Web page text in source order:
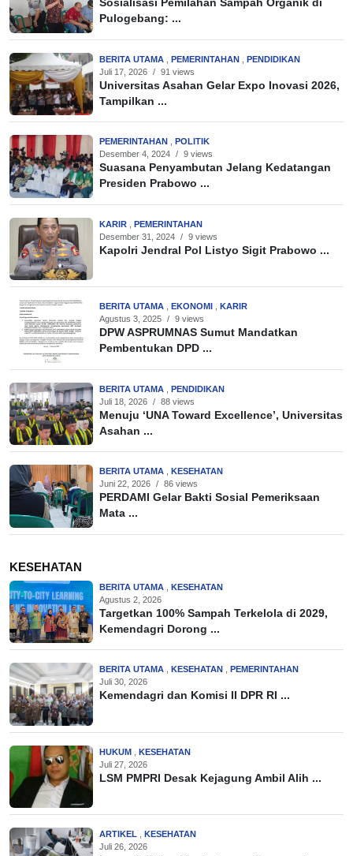
Sosialisasi Pemilahan Sampah Organik di
Pulogebang: ...
BERITA UTAMA PEMERINTAHAN
PENDIDIKAN
Juli 17, 2026 / 91 views
Universitas Asahan Gelar Expo Inovasi 2026,
Tampilkan ...
PEMERINTAHAN
POLITIK
Desember 4, 2024 / 9 views
Suasana Penyambutan Jelang Kedatangan
Presiden Prabowo ...
KARIR
PEMERINTAHAN
Desember 31, 2024 / 9 views
Kapolri Jendral Pol Listyo Sigit Prabowo ...
BERITA UTAMA EKONOMI
KARIR
Agustus 3, 2025 / 9 views
DPW ASPRUMNAS Sumut Mandatkan
Pembentukan DPD ...
BERITA UTAMA
PENDIDIKAN
Juli 18, 2026 / 88 views
Menuju ‘UNA Toward Excellence’, Universitas
Asahan ...
BERITA UTAMA
KESEHATAN
Juni 22, 2026 / 86 views
PERDAMI Gelar Bakti Sosial Pemeriksaan
Mata ...
KESEHATAN
BERITA UTAMA
KESEHATAN
Agustus 2, 2026
Targetkan 100% Sampah Terkelola di 2029,
Kemendagri Dorong ...
BERITA UTAMA KESEHATAN
PEMERINTAHAN
Juli 30, 2026
Kemendagri dan Komisi II DPR RI ...
HUKUM
KESEHATAN
Juli 27, 2026
LSM PMPRI Desak Kejagung Ambil Alih ...
ARTIKEL
KESEHATAN
Juli 26, 2026